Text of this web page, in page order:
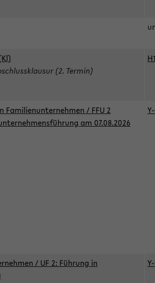
(2. Termin)
Familienunternehmen / FFU 2
am 07.08.2026
/ UF 2: Führung in